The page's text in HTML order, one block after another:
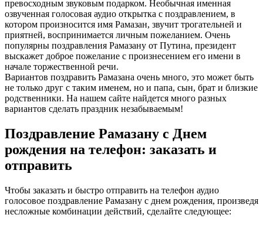
превосходным звуковым подарком. Необычная именная
озвученная голосовая аудио открытка с поздравлением, в
котором произносится имя Рамазан, звучит трогательней и
приятней, воспринимается личным пожеланием. Очень
популярны поздравления Рамазану от Путина, президент
выскажет доброе пожелание с произнесением его имени в
начале торжественной речи.
Вариантов поздравить Рамазана очень много, это может быть
не только друг с таким именем, но и папа, сын, брат и близкие
родственники. На нашем сайте найдется много разных
вариантов сделать праздник незабываемым!
Поздравление Рамазану с Днем
рождения на телефон: заказать и
отправить
Чтобы заказать и быстро отправить на телефон аудио
голосовое поздравление Рамазану с днем рождения, произведя
несложные комбинации действий, сделайте следующее: